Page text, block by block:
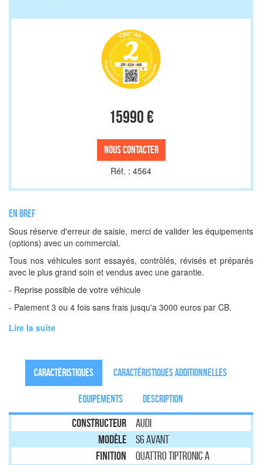
15990 €
Nous contacter
Réf. : 4564
En bref
Sous réserve d'erreur de saisie, merci de valider les équipements
(options) avec un commercial.
Tous nos véhicules sont essayés, contrôlés, révisés et préparés
avec le plus grand soin et vendus avec une garantie.
- Reprise possible de votre véhicule
- Paiement 3 ou 4 fois sans frais jusqu'a 3000 euros par CB.
Lire la suite
Caractéristiques Caractéristiques additionnelles
Equipements Description
Constructeur
AUDI
Modèle
S6 AVANT
Finition
Quattro Tiptronic A